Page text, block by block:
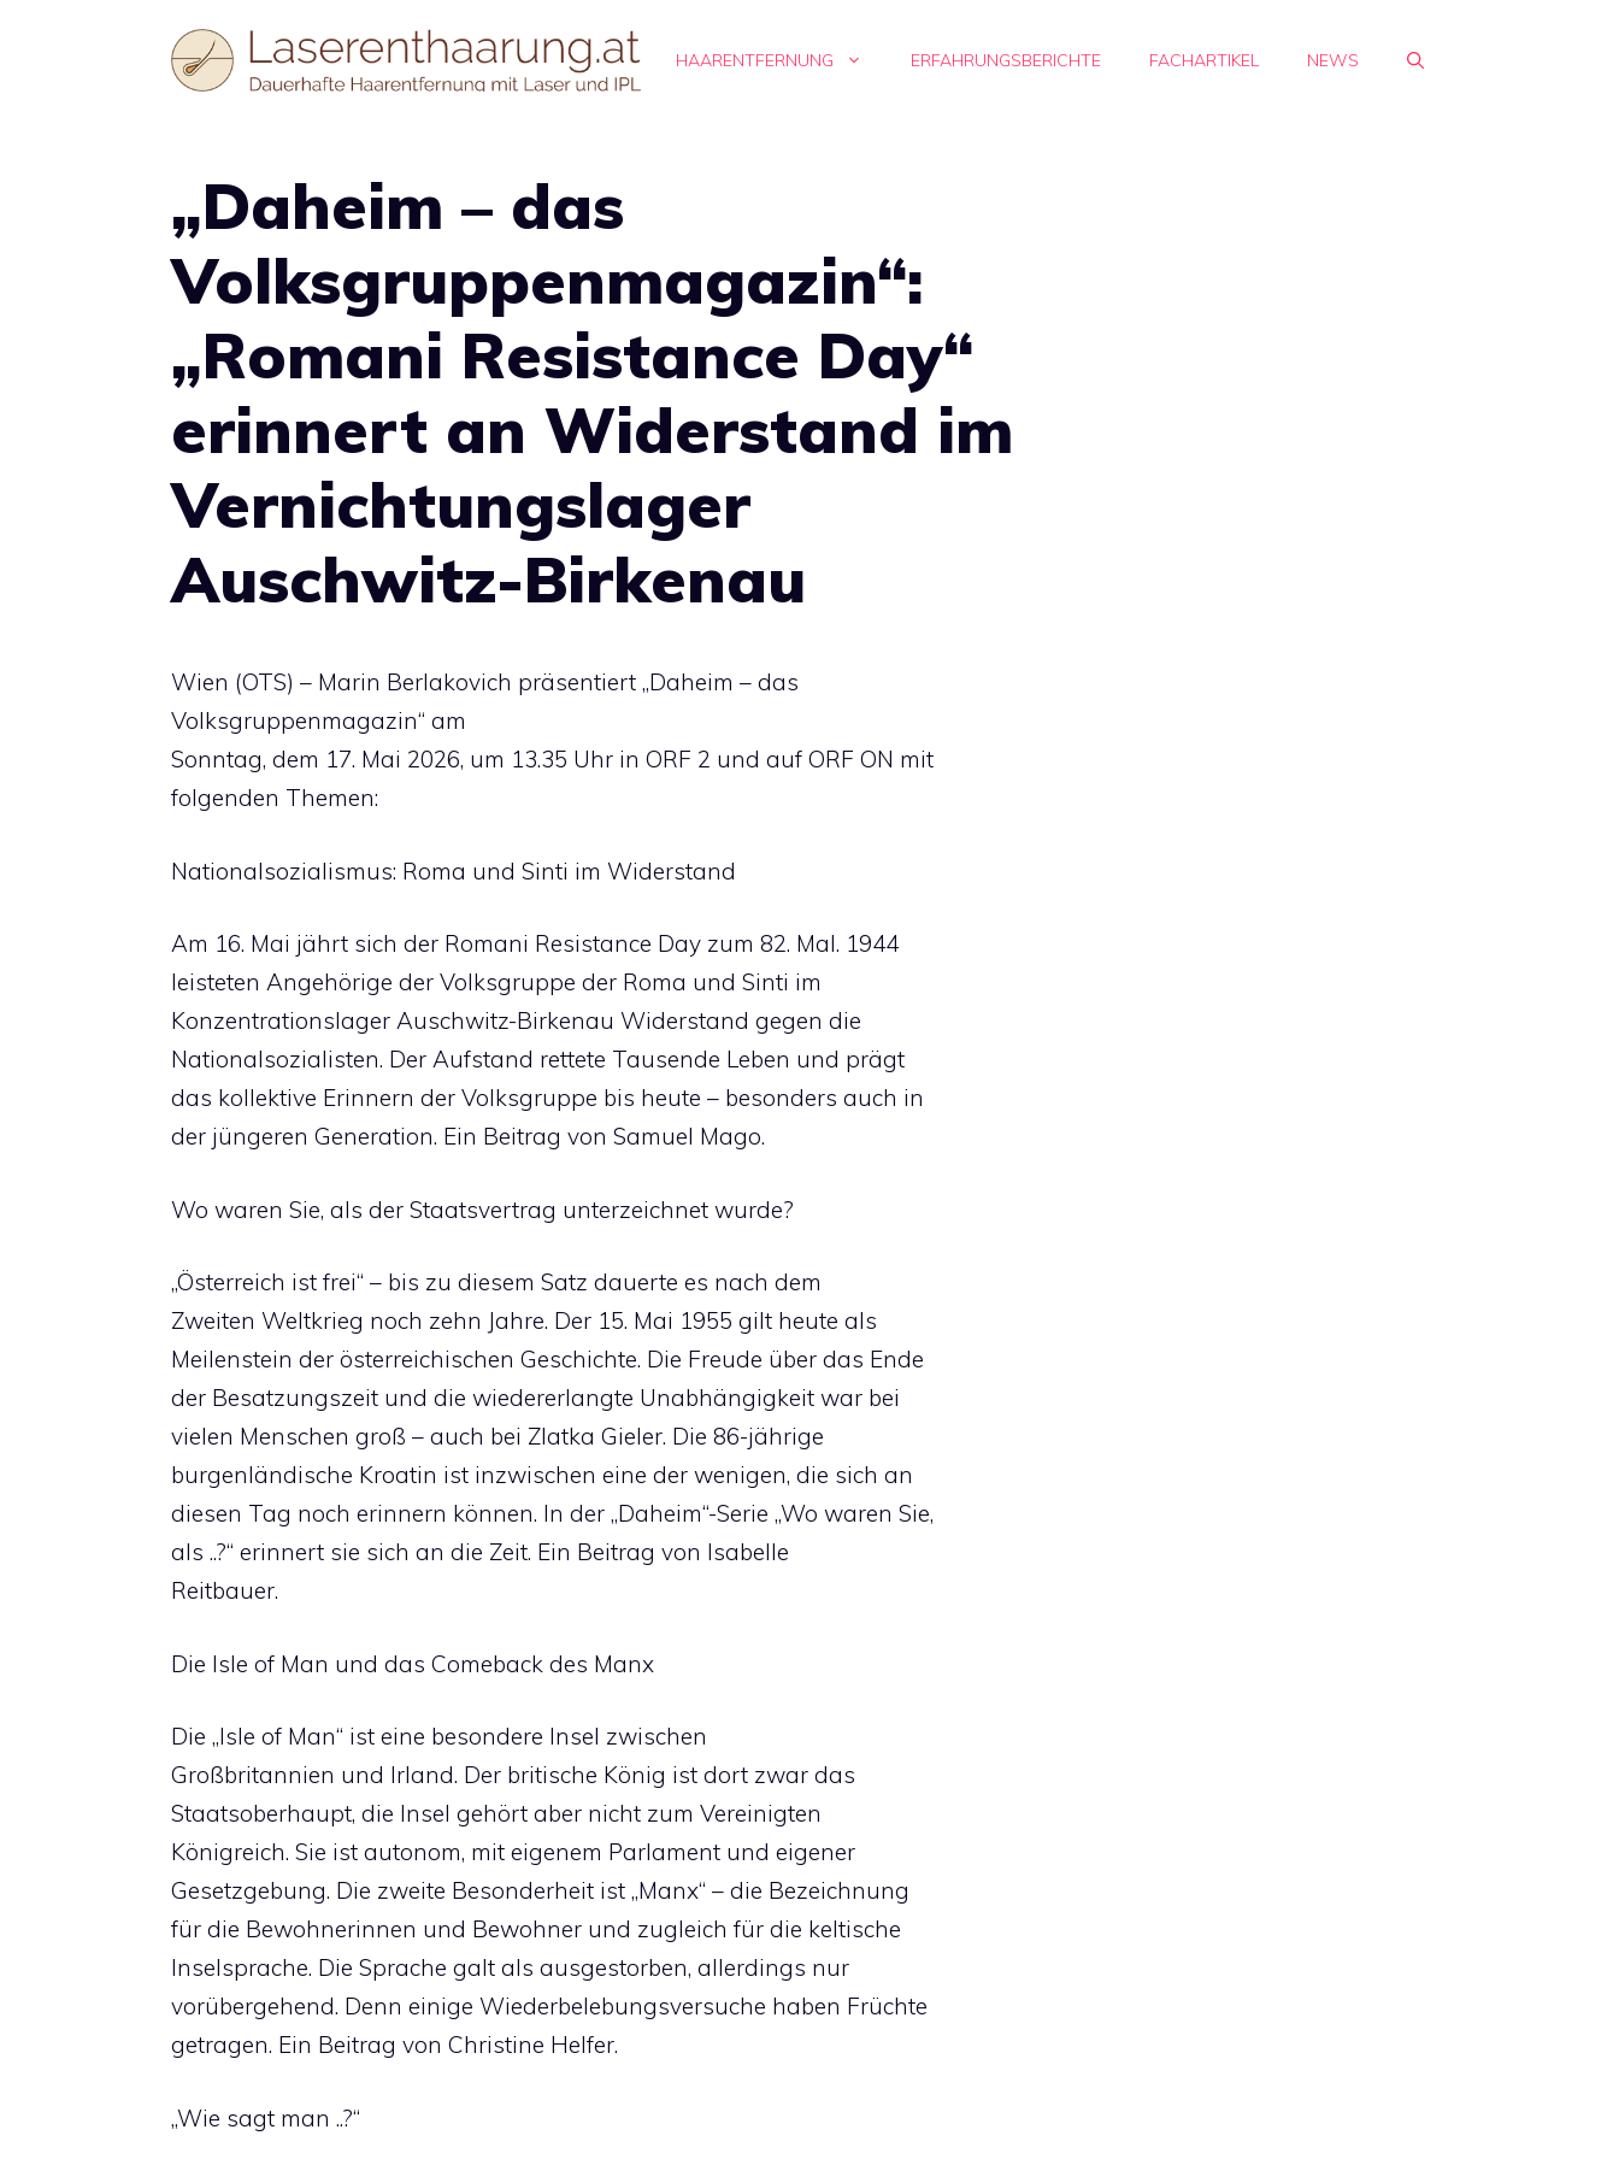
HAARENTFERNUNG ERFAHRUNGSBERICHTE FACHARTIKEL NEWS
„Daheim – das
Volksgruppenmagazin“:
„Romani Resistance Day“
erinnert an Widerstand im
Vernichtungslager
Auschwitz-Birkenau
Wien (OTS) – Marin Berlakovich präsentiert „Daheim – das
Volksgruppenmagazin“ am
Sonntag, dem 17. Mai 2026, um 13.35 Uhr in ORF 2 und auf ORF ON mit
folgenden Themen:
Nationalsozialismus: Roma und Sinti im Widerstand
Am 16. Mai jährt sich der Romani Resistance Day zum 82. Mal. 1944
leisteten Angehörige der Volksgruppe der Roma und Sinti im
Konzentrationslager Auschwitz-Birkenau Widerstand gegen die
Nationalsozialisten. Der Aufstand rettete Tausende Leben und prägt
das kollektive Erinnern der Volksgruppe bis heute – besonders auch in
der jüngeren Generation. Ein Beitrag von Samuel Mago.
Wo waren Sie, als der Staatsvertrag unterzeichnet wurde?
„Österreich ist frei“ – bis zu diesem Satz dauerte es nach dem
Zweiten Weltkrieg noch zehn Jahre. Der 15. Mai 1955 gilt heute als
Meilenstein der österreichischen Geschichte. Die Freude über das Ende
der Besatzungszeit und die wiedererlangte Unabhängigkeit war bei
vielen Menschen groß – auch bei Zlatka Gieler. Die 86-jährige
burgenländische Kroatin ist inzwischen eine der wenigen, die sich an
diesen Tag noch erinnern können. In der „Daheim“-Serie „Wo waren Sie,
als ..?“ erinnert sie sich an die Zeit. Ein Beitrag von Isabelle
Reitbauer.
Die Isle of Man und das Comeback des Manx
Die „Isle of Man“ ist eine besondere Insel zwischen
Großbritannien und Irland. Der britische König ist dort zwar das
Staatsoberhaupt, die Insel gehört aber nicht zum Vereinigten
Königreich. Sie ist autonom, mit eigenem Parlament und eigener
Gesetzgebung. Die zweite Besonderheit ist „Manx“ – die Bezeichnung
für die Bewohnerinnen und Bewohner und zugleich für die keltische
Inselsprache. Die Sprache galt als ausgestorben, allerdings nur
vorübergehend. Denn einige Wiederbelebungsversuche haben Früchte
getragen. Ein Beitrag von Christine Helfer.
„Wie sagt man ..?“